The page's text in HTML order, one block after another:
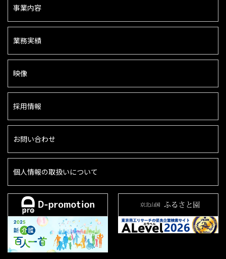
事業内容
業務実績
映像
採用情報
お問い合わせ
個人情報の取扱いについて